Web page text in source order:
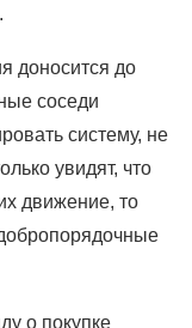
доносится до
соседи
систему, не
увидят, что
движение, то
о покупке